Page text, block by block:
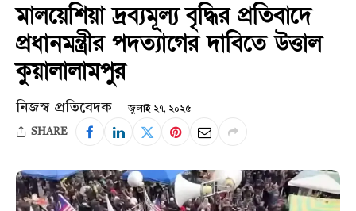
মালয়েশিয়া দ্রব্যমূল্য বৃদ্ধির প্রতিবাদে
প্রধানমন্ত্রীর পদত্যাগের দাবিতে উত্তাল
কুয়ালালামপুর
নিজস্ব প্রতিবেদক জুলাই ২৭, ২০২৫
SHARE